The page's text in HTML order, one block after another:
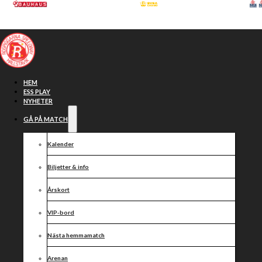
Hoppa till huvudinnehåll
HEM
ESS PLAY
NYHETER
GÅ PÅ MATCH
Kalender
Biljetter & info
Årskort
VIP-bord
Nästa hemmamatch
Arenan
Resultat